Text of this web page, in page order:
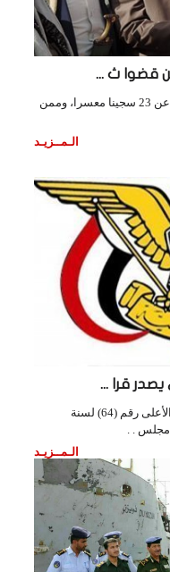
قضوا ث ...
أفرجت النيابة العامة بأمانة العاصمة اليوم عن 23 سجينا معسرا، وممن
الـمــزيـد
قرا ...
صدر اليوم قرار رئيس المجلس السياسي الأعلى رقم (64) لسنة
الـمــزيـد